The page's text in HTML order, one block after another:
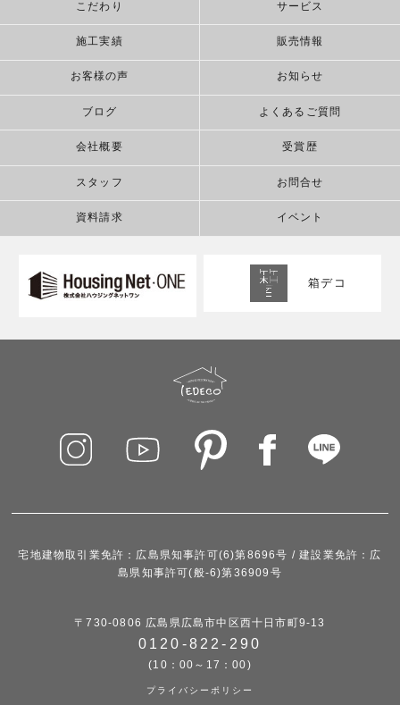
こだわり サービス
施工実績 販売情報
お客様の声 お知らせ
ブログ よくあるご質問
会社概要 受賞歴
スタッフ お問合せ
資料請求 イベント
箱デコ
宅地建物取引業免許：広島県知事許可(6)第8696号 / 建設業免許：広
島県知事許可(般-6)第36909号
〒730-0806 広島県広島市中区西十日市町9-13
0120-822-290
(10：00～17：00)
プライバシーポリシー